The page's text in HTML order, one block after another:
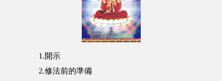
1.開示
2.修法前的準備